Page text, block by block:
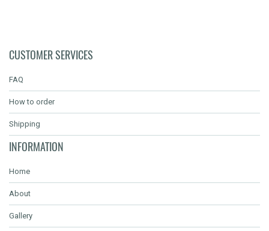
CUSTOMER SERVICES
FAQ
How to order
Shipping
INFORMATION
Home
About
Gallery